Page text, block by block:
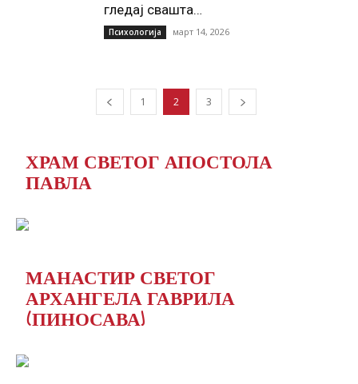
гледај свашта…
Психологија март 14, 2026
1 2 3
ХРАМ СВЕТОГ АПОСТОЛА
ПАВЛА
МАНАСТИР СВЕТОГ
АРХАНГЕЛА ГАВРИЛА
(ПИНОСАВА)